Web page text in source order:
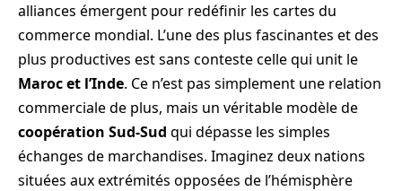
alliances émergent pour redéfinir les cartes du
commerce mondial. L’une des plus fascinantes et des
plus productives est sans conteste celle qui unit le
Maroc et l’Inde. Ce n’est pas simplement une relation
commerciale de plus, mais un véritable modèle de
coopération Sud-Sud qui dépasse les simples
échanges de marchandises. Imaginez deux nations
situées aux extrémités opposées de l’hémisphère